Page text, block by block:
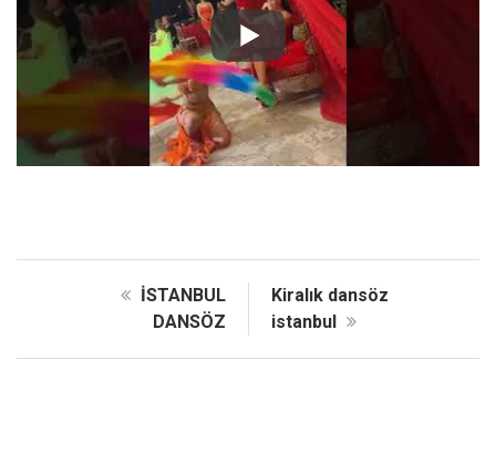
İSTANBUL
DANSÖZ
Kiralık dansöz
istanbul